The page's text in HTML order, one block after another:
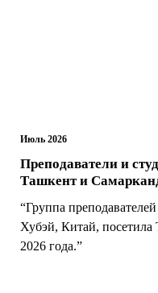
Июль 2026
Преподаватели и
Ташкент и
“Группа
Хубэй, Китай,
2026 года.”